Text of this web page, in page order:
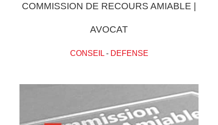
COMMISSION DE RECOURS AMIABLE |
AVOCAT
CONSEIL- DEFENSE